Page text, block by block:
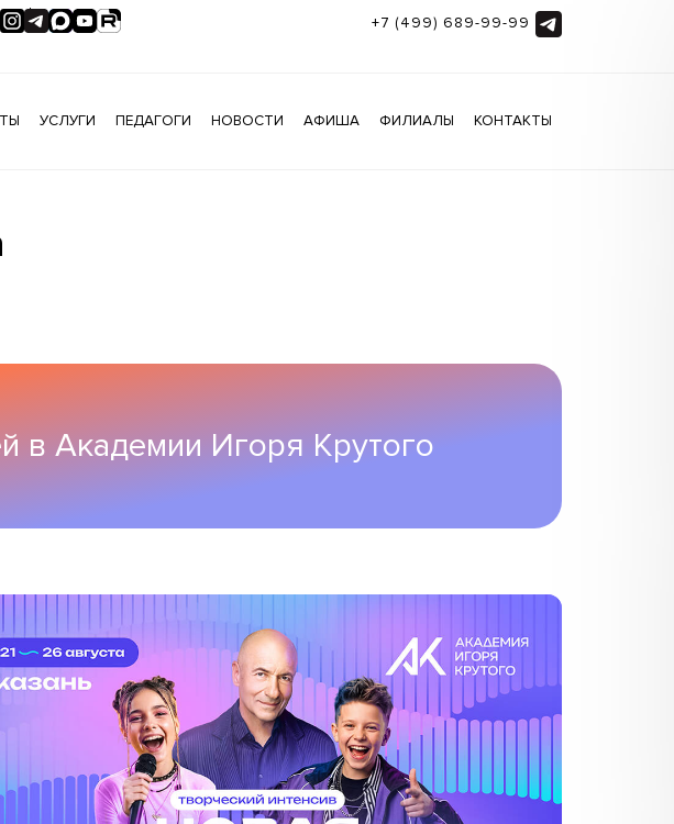
+7 (499) 689-99-99
УСЛУГИ ПЕДАГОГИ НОВОСТИ АФИША ФИЛИАЛЫ КОНТАКТЫ
Академии Игоря Крутого